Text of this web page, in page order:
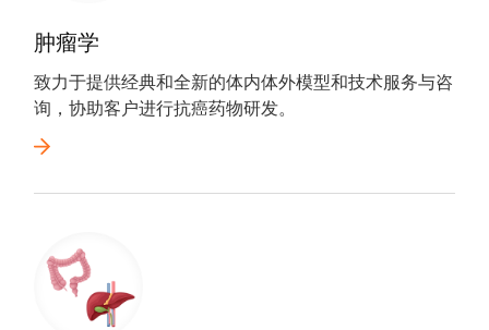
肿瘤学
致力于提供经典和全新的体内体外模型和技术服务与咨
询，协助客户进行抗癌药物研发。